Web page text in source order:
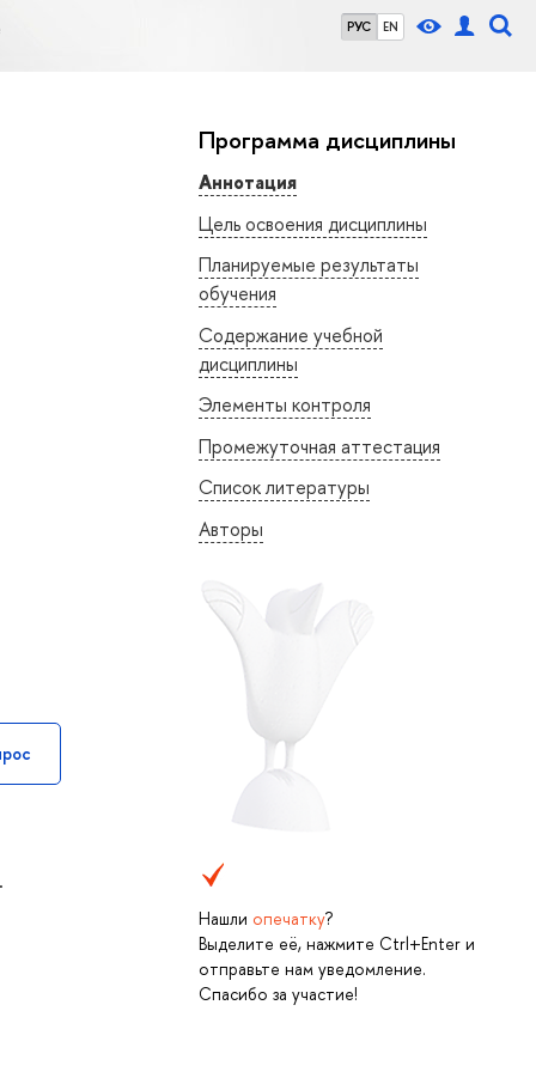
РУС EN
Программа дисциплины
Аннотация
Цель освоения дисциплины
Планируемые результаты
обучения
Содержание учебной
дисциплины
Элементы контроля
Промежуточная аттестация
Список литературы
Авторы
Нашли опечатку?
Выделите её, нажмите Ctrl+Enter и
отправьте нам уведомление.
Спасибо за участие!